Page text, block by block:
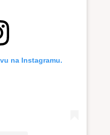
na Instagramu.